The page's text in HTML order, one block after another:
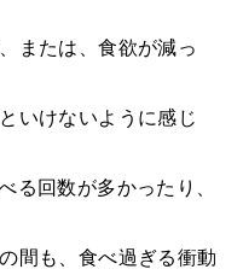
または、食欲が減っ
いけないように感じ
る回数が多かったり、
間も、食べ過ぎる衝動